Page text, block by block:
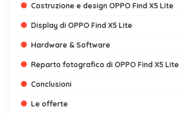
Costruzione e design OPPO Find X5 Lite
Display di OPPO Find X5 Lite
Hardware & Software
Reparto fotografico di OPPO Find X5 Lite
Conclusioni
Le offerte